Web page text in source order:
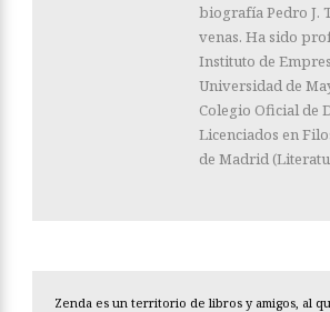
biografía Pedro J.
venas. Ha sido
Instituto de
Universidad de
Colegio Oficial de
Licenciados en
de Madrid
Zenda es un territorio de libros y amigos, al